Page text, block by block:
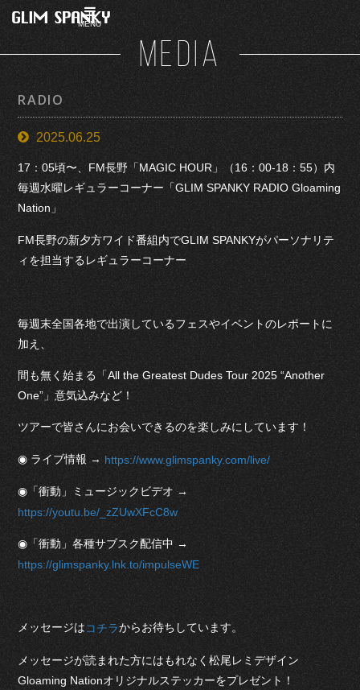
MENU
MEDIA
RADIO
2025.06.25
17：05頃〜、FM長野「MAGIC HOUR」（16：00-18：55）内
毎週水曜レギュラーコーナー「GLIM SPANKY RADIO Gloaming
Nation」
FM長野の新夕方ワイド番組内でGLIM SPANKYがパーソナリテ
ィを担当するレギュラーコーナー
毎週末全国各地で出演しているフェスやイベントのレポートに
加え、
間も無く始まる「All the Greatest Dudes Tour 2025 “Another
One”」意気込みなど！
ツアーで皆さんにお会いできるのを楽しみにしています！
◉ ライブ情報 → https://www.glimspanky.com/live/
◉「衝動」ミュージックビデオ →
https://youtu.be/_zZUwXFcC8w
◉「衝動」各種サブスク配信中 →
https://glimspanky.lnk.to/impulseWE
メッセージはコチラからお待ちしています。
メッセージが読まれた方にはもれなく松尾レミデザイン
Gloaming Nationオリジナルステッカーをプレゼント！